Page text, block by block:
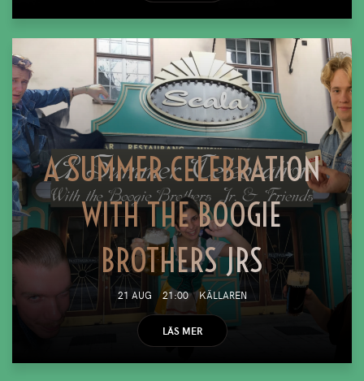
A SUMMER CELEBRATION
WITH THE BOOGIE
BROTHERS JRS
21 AUG 21:00 KÄLLAREN
LÄS MER